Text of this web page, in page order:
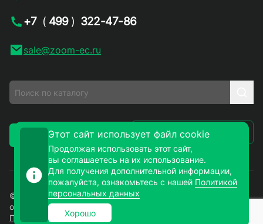
+7 ( 499 ) 322-47-86
sale@zoom-ec.ru
Заказать звонок Написать письмо
© 2026. ЗУМ-СМД – продажа электронных компонентов
оптом и в розницу. Все права защищены.
Политика конфиденциальности
Этот сайт использует файл cookie
Продолжая использовать этот сайт,
вы соглашаетесь на их использование.
Для получения дополнительной информации,
пожалуйста, ознакомьтесь с нашей Политикой
персональных данных
Хорошо